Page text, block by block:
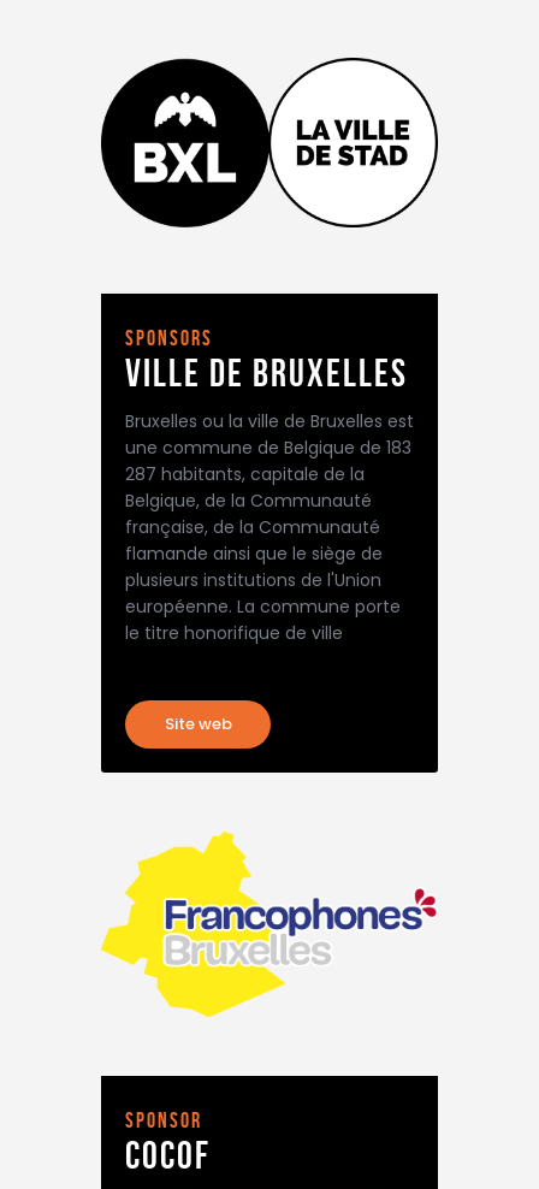
sponsors
Ville de Bruxelles
Bruxelles ou la ville de Bruxelles est
une commune de Belgique de 183
287 habitants, capitale de la
Belgique, de la Communauté
française, de la Communauté
flamande ainsi que le siège de
plusieurs institutions de l'Union
européenne. La commune porte
le titre honorifique de ville
Site web
Sponsor
Cocof